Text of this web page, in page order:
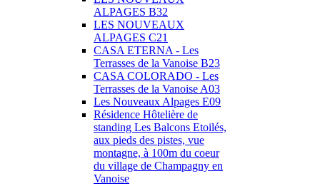
ALPAGES B32
LES NOUVEAUX
ALPAGES C21
CASA ETERNA - Les
Terrasses de la Vanoise B23
CASA COLORADO - Les
Terrasses de la Vanoise A03
Les Nouveaux Alpages E09
Résidence Hôtelière de
standing Les Balcons Etoilés,
aux pieds des pistes, vue
montagne, à 100m du coeur
du village de Champagny en
Vanoise